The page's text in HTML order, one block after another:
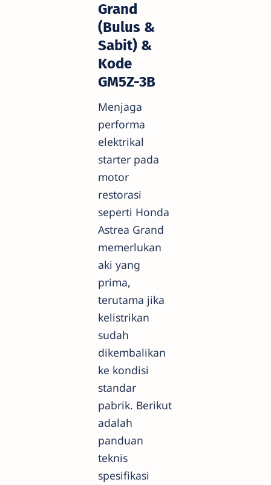
Grand
(Bulus &
Sabit) &
Kode
GM5Z-3B
Menjaga
performa
elektrikal
starter pada
motor
restorasi
seperti Honda
Astrea Grand
memerlukan
aki yang
prima,
terutama jika
kelistrikan
sudah
dikembalikan
ke kondisi
standar
pabrik. Berikut
adalah
panduan
teknis
spesifikasi